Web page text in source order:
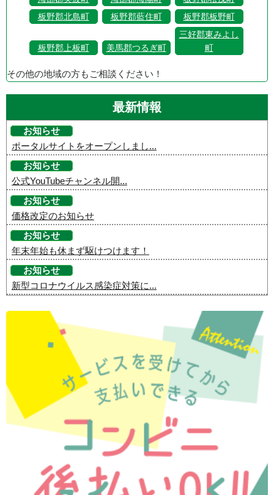
板野郡北島町
板野郡藍住町 板野郡板野町
板野郡上板町 美馬郡つるぎ町
三好郡東みよし
町
その他の地域の方もご相談ください！
最新情報
お知らせ
ポータルサイトをオープンしまし...
お知らせ
公式YouTubeチャンネル開...
お知らせ
価格改定のお知らせ
お知らせ
年末年始も休まず駆けつけます！
お知らせ
新型コロナウイルス感染症対策に...